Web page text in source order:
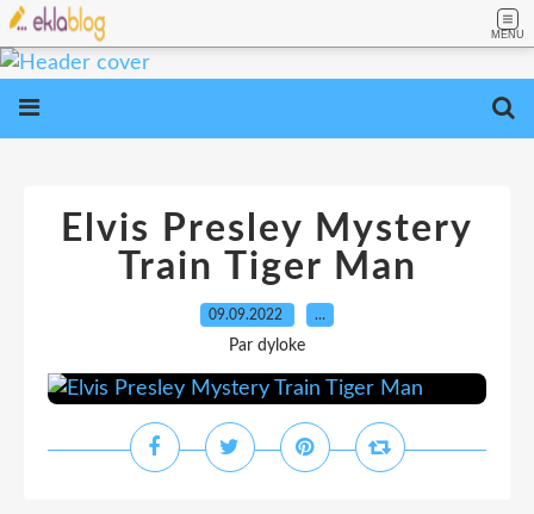
MENU
Elvis Presley Mystery
Train Tiger Man
09.09.2022 …
Par dyloke